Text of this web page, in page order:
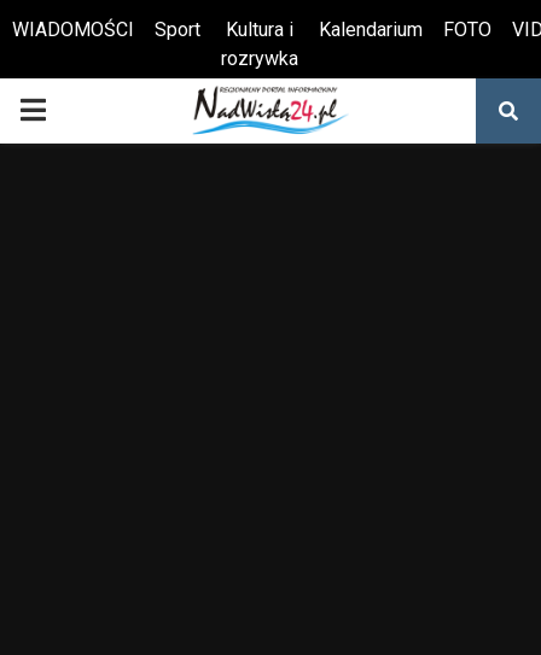
Otwórz pasek narzędzi
WIADOMOŚCI Sport
Kultura i
rozrywka
Kalendarium FOTO
PRIMARY